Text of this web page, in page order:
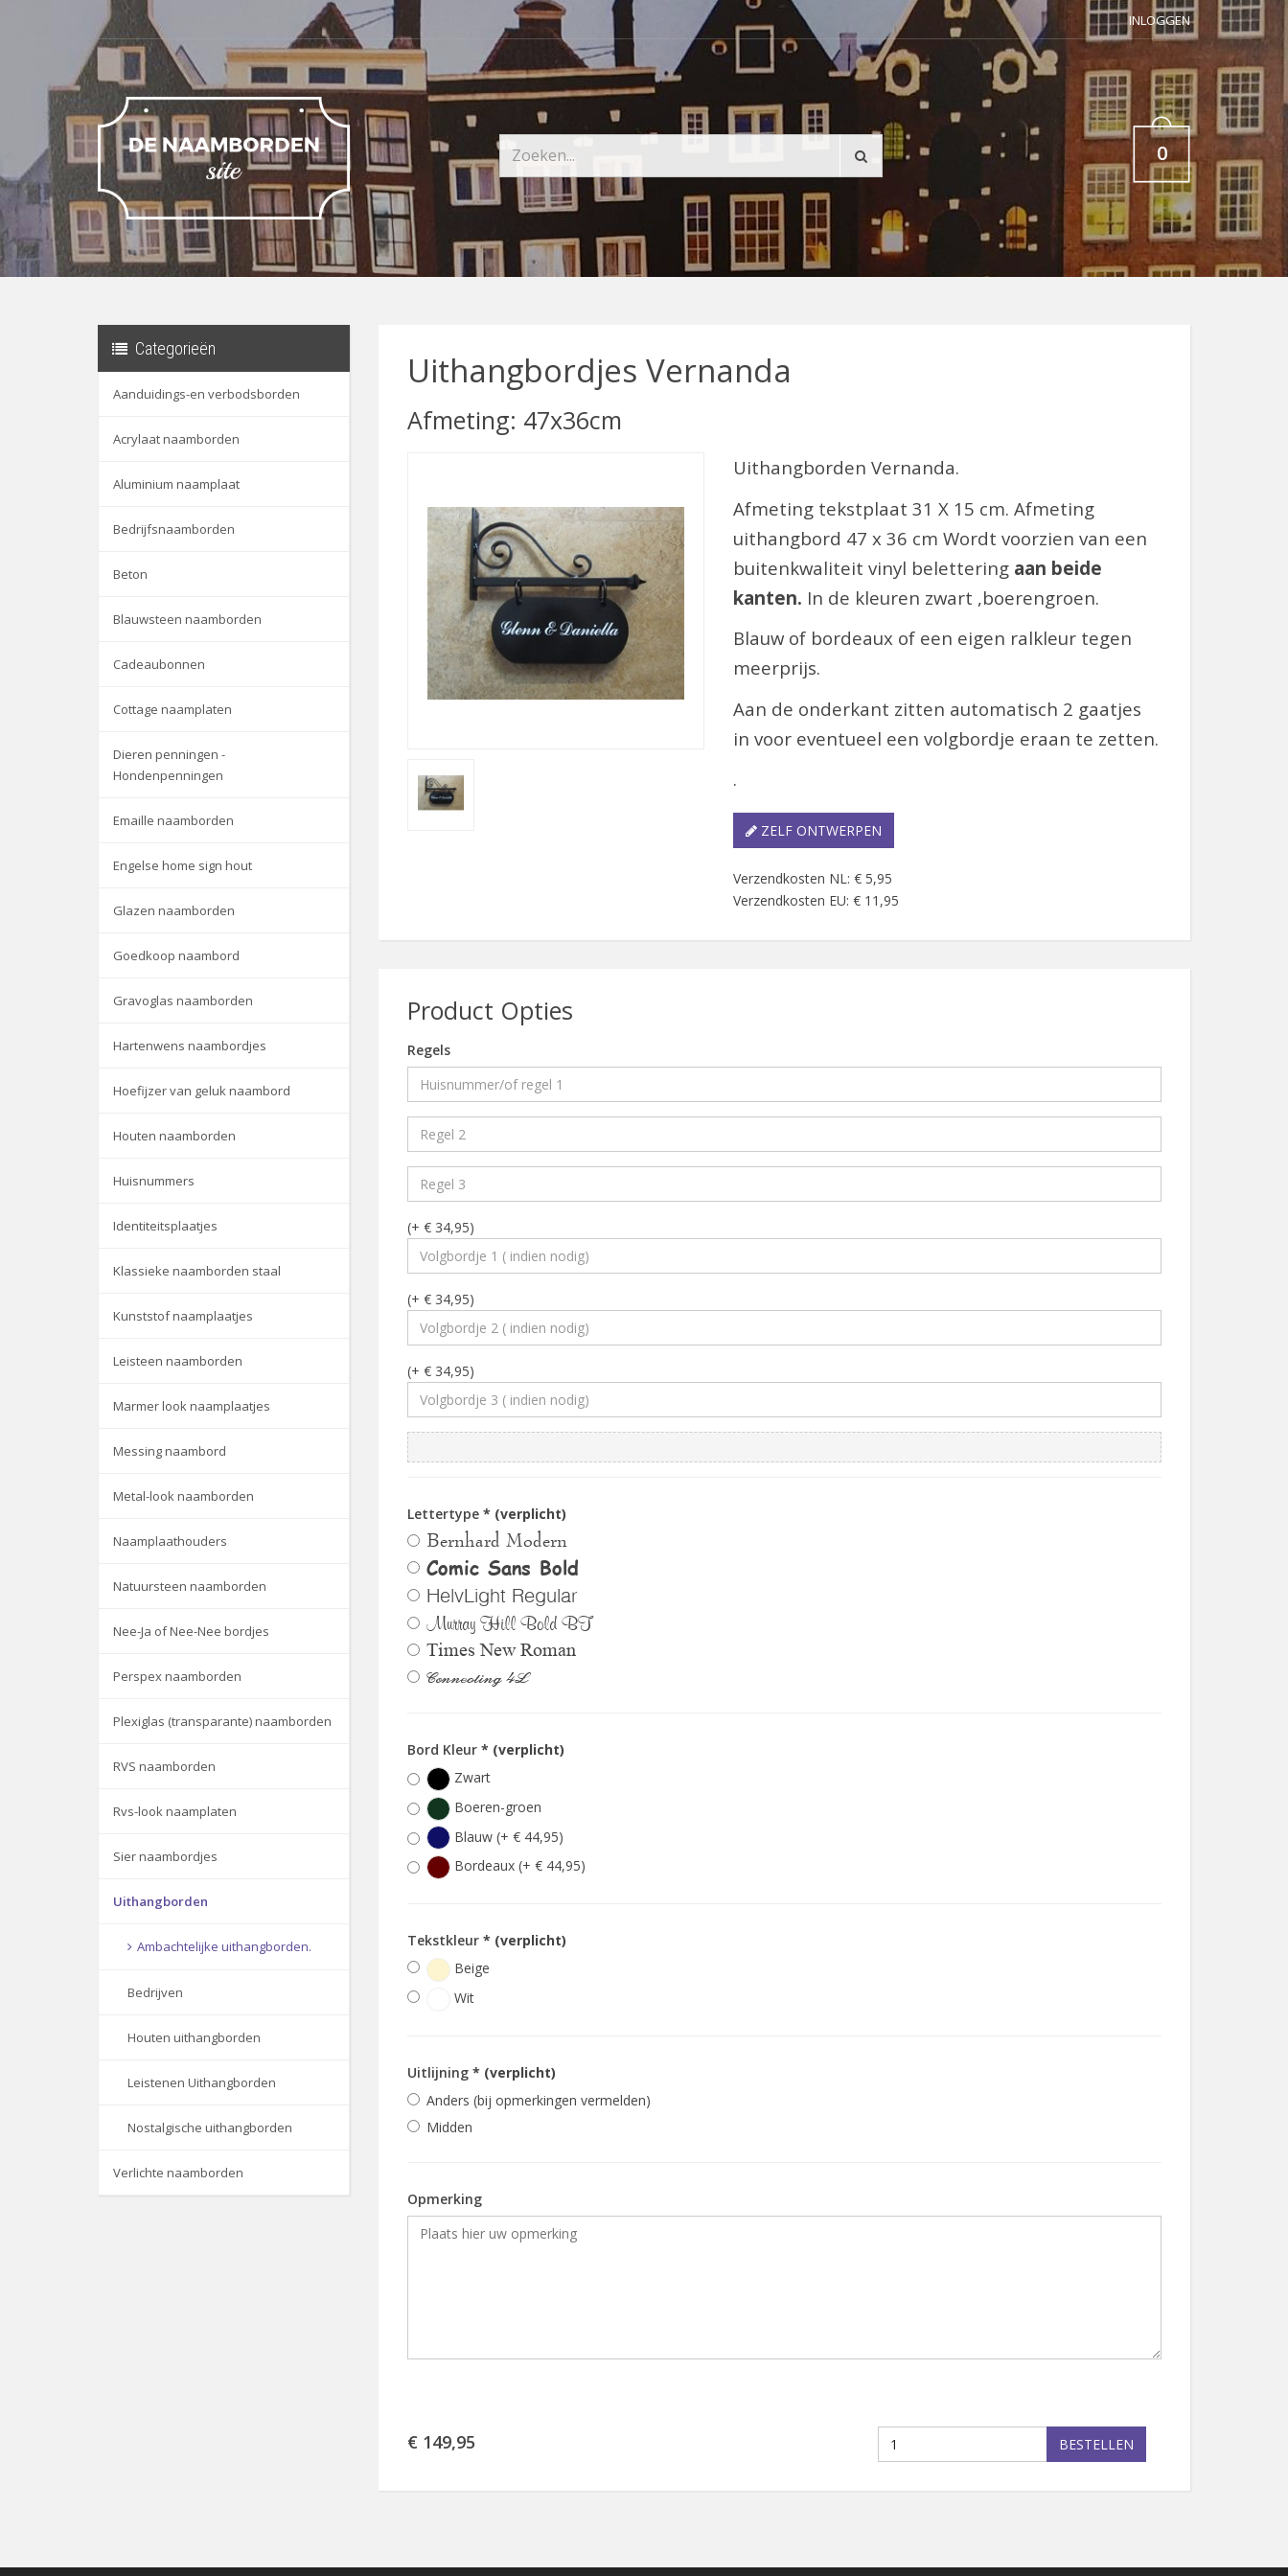
INLOGGEN
0
Categorieën
Aanduidings-en verbodsborden
Acrylaat naamborden
Aluminium naamplaat
Bedrijfsnaamborden
Beton
Blauwsteen naamborden
Cadeaubonnen
Cottage naamplaten
Dieren penningen -
Hondenpenningen
Emaille naamborden
Engelse home sign hout
Glazen naamborden
Goedkoop naambord
Gravoglas naamborden
Hartenwens naambordjes
Hoefijzer van geluk naambord
Houten naamborden
Huisnummers
Identiteitsplaatjes
Klassieke naamborden staal
Kunststof naamplaatjes
Leisteen naamborden
Marmer look naamplaatjes
Messing naambord
Metal-look naamborden
Naamplaathouders
Natuursteen naamborden
Nee-Ja of Nee-Nee bordjes
Perspex naamborden
Plexiglas (transparante) naamborden
RVS naamborden
Rvs-look naamplaten
Sier naambordjes
Uithangborden
Ambachtelijke uithangborden.
Bedrijven
Houten uithangborden
Leistenen Uithangborden
Nostalgische uithangborden
Verlichte naamborden
Uithangbordjes Vernanda
Afmeting: 47x36cm
Uithangborden Vernanda.
Afmeting tekstplaat 31 X 15 cm. Afmeting
uithangbord 47 x 36 cmWordt voorzien van een
buitenkwaliteit vinyl belettering aan beide
kanten. In de kleuren zwart ,boerengroen.
Blauw of bordeaux of een eigen ralkleur tegen
meerprijs.
Aan de onderkant zitten automatisch 2 gaatjes
in voor eventueel een volgbordje eraan te zetten.
.
ZELF ONTWERPEN
Verzendkosten NL: € 5,95
Verzendkosten EU: € 11,95
Product Opties
Regels
(+ € 34,95)
(+ € 34,95)
(+ € 34,95)
Lettertype * (verplicht)
Bernhard Modern
Comic Sans Bold
HelvLight Regular
Murray Hill Bold BT
Times New Roman
Connecting 4L
Bord Kleur * (verplicht)
Zwart
Boeren-groen
Blauw (+ € 44,95)
Bordeaux (+ € 44,95)
Tekstkleur * (verplicht)
Beige
Wit
Uitlijning * (verplicht)
Anders (bij opmerkingen vermelden)
Midden
Opmerking
€ 149,95 BESTELLEN